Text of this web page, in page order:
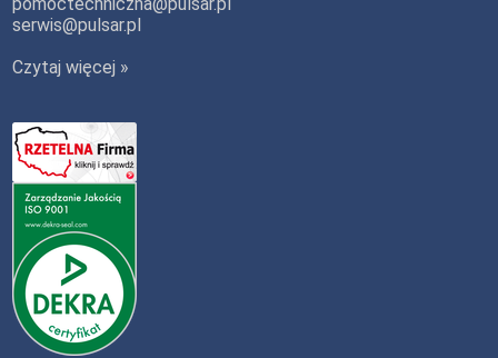
serwis@pulsar.pl
Czytaj więcej »